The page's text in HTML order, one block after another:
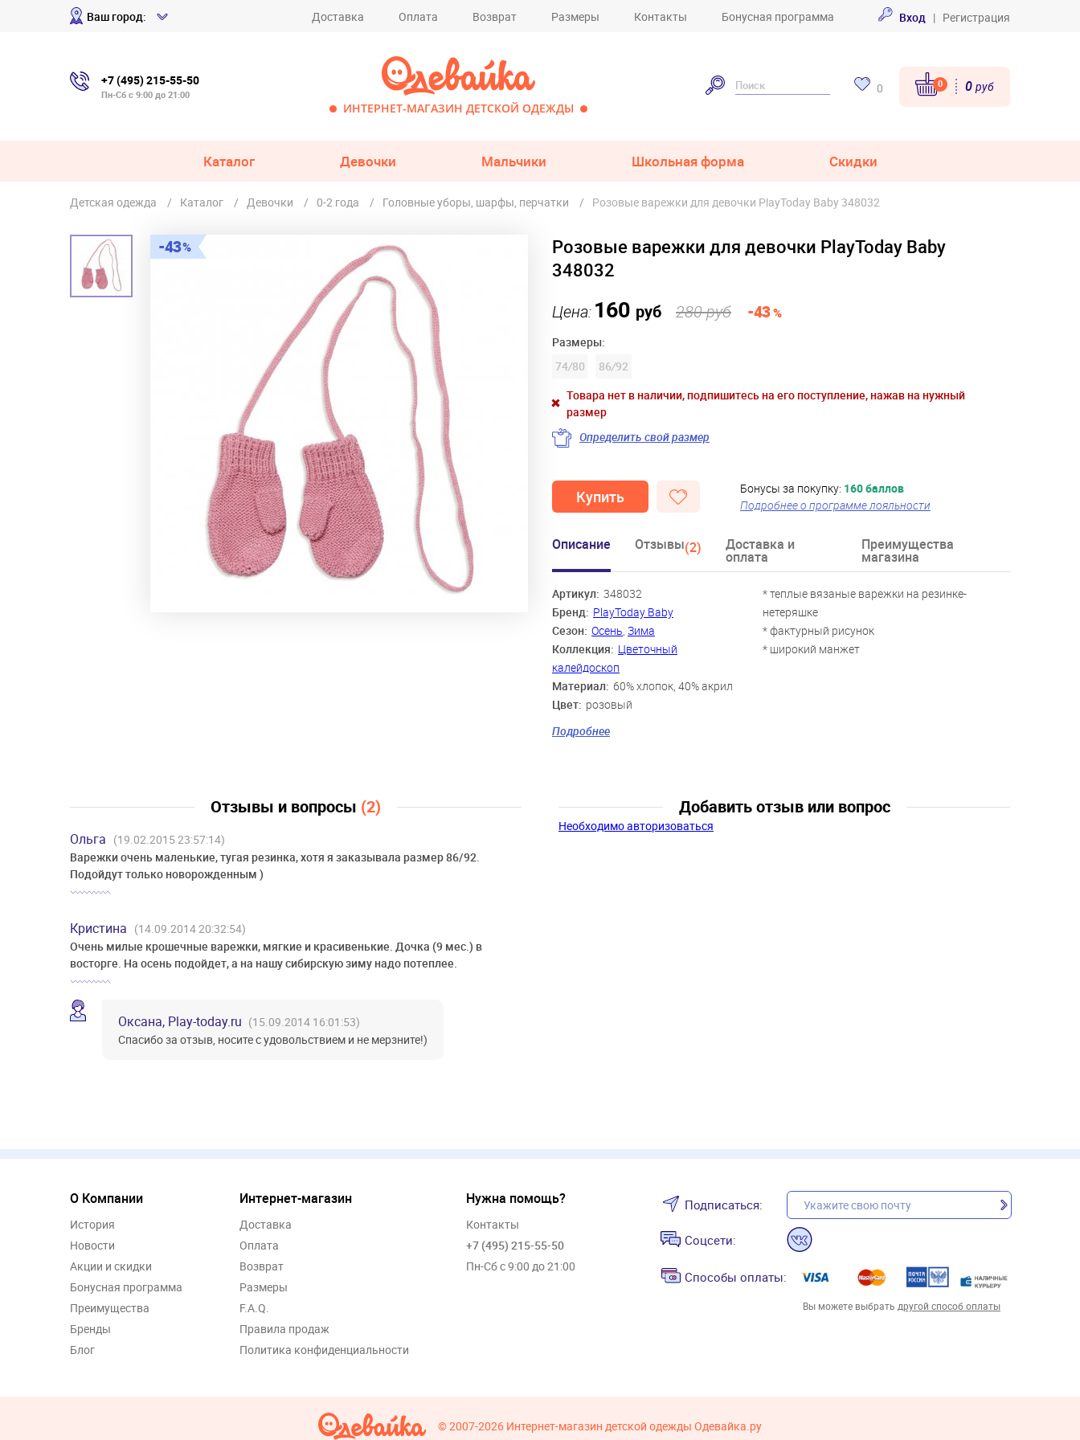
Ваш город: Доставка Оплата Возврат Размеры Контакты Бонусная программа Вход | Регистрация
+7 (495) 215-55-50
Пн-Сб с 9:00 до 21:00
ИНТЕРНЕТ-МАГАЗИН ДЕТСКОЙ ОДЕЖДЫ
0 0 0 руб
Каталог Девочки Мальчики Школьная форма Скидки
Детская одежда Каталог Девочки 0-2 года Головные уборы, шарфы, перчатки Розовые варежки для девочки PlayToday Baby 348032
43
Розовые варежки для девочки PlayToday Baby
348032
Цена:160 руб 280 руб -43%
Размеры:
74/80 86/92
Товара нет в наличии, подпишитесь на его поступление, нажав на нужный
размер
Определить свой размер
Бонусы за покупку: 160 баллов
Подробнее о программе лояльности
Купить
Описание Отзывы(2) Доставка и
оплата
Преимущества
магазина
Артикул: 348032
Бренд: PlayToday Baby
Сезон: Осень, Зима
Коллекция: Цветочный
калейдоскоп
Материал: 60% хлопок, 40% акрил
Цвет: розовый
Скидка:
Пол: Девочки
Подробнее
* теплые вязаные варежки на резинке-
нетеряшке
* фактурный рисунок
* широкий манжет
Отзывы и вопросы (2)
Ольга (19.02.2015 23:57:14)
Варежки очень маленькие, тугая резинка, хотя я заказывала размер 86/92.
Подойдут только новорожденным )
Кристина (14.09.2014 20:32:54)
Очень милые крошечные варежки, мягкие и красивенькие. Дочка (9 мес.) в
восторге. На осень подойдет, а на нашу сибирскую зиму надо потеплее.
Оксана, Play-today.ru (15.09.2014 16:01:53)
Спасибо за отзыв, носите с удовольствием и не мерзните!)
Добавить отзыв или вопрос
Необходимо авторизоваться
О Компании
История
Новости
Акции и скидки
Бонусная программа
Преимущества
Бренды
Блог
Интернет-магазин
Доставка
Оплата
Возврат
Размеры
F.A.Q.
Правила продаж
Политика конфиденциальности
Нужна помощь?
Контакты
+7 (495) 215-55-50
Пн-Сб с 9:00 до 21:00
Подписаться:
Соцсети:
Способы оплаты:
Вы можете выбрать другой способ оплаты
© 2007-2026 Интернет-магазин детской одежды Одевайка.ру